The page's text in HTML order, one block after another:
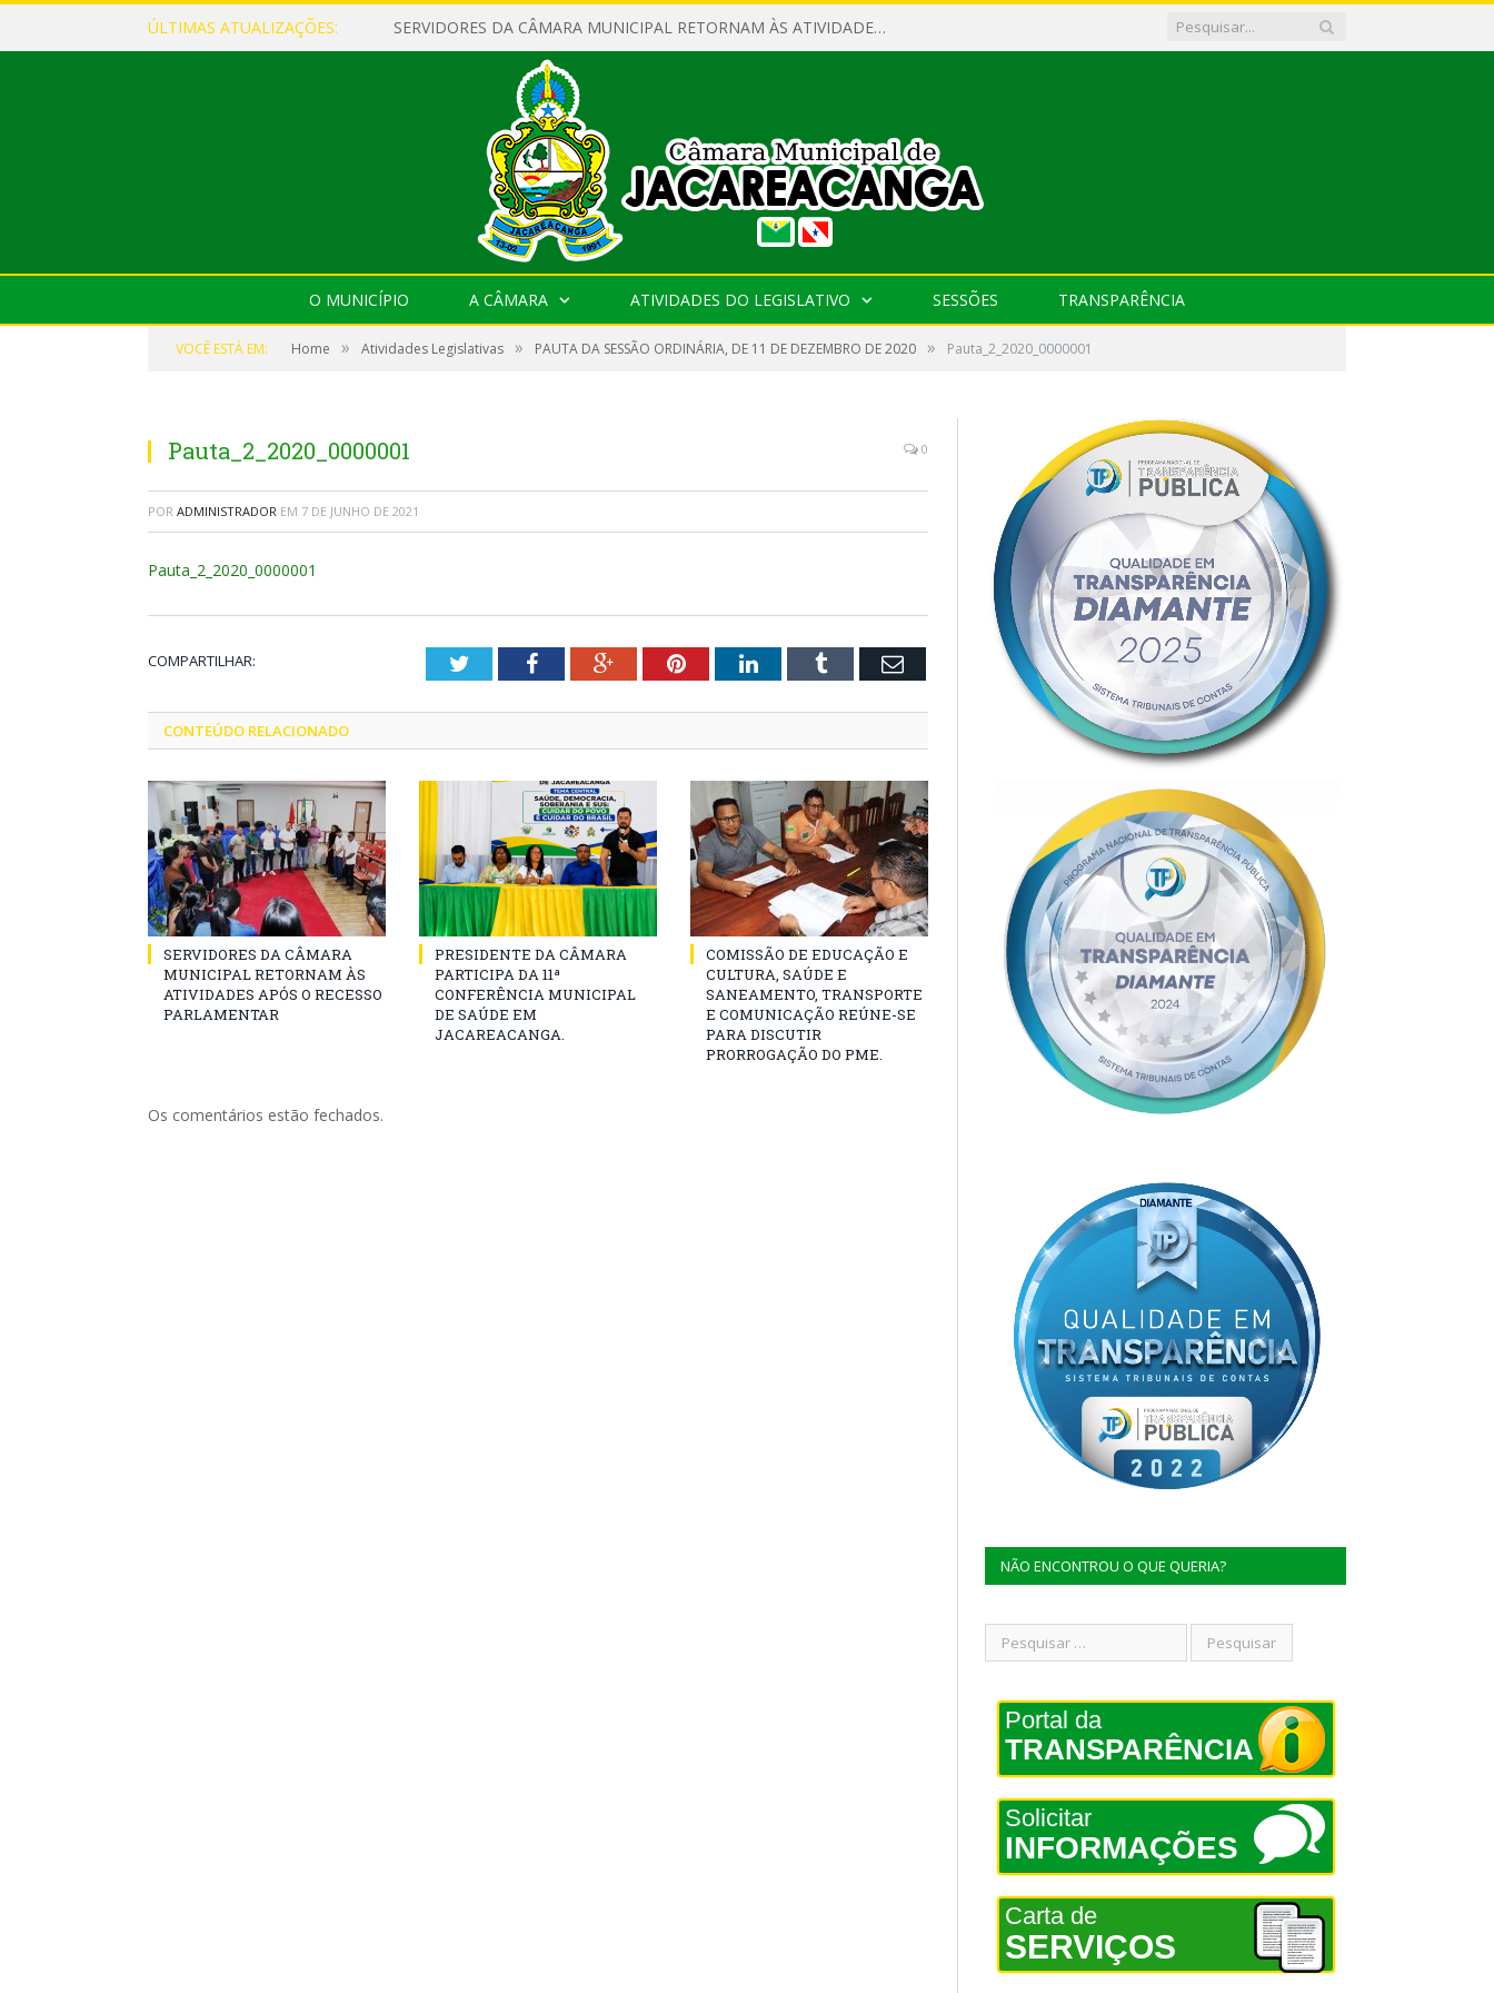
ÚLTIMAS ATUALIZAÇÕES: SERVIDORES DA CÂMARA MUNICIPAL RETORNAM ÀS ATIVIDADES APÓS O RECESSO PARLAMENTAR
O MUNICÍPIO A CÂMARA ATIVIDADES DO LEGISLATIVO SESSÕES TRANSPARÊNCIA
VOCÊ ESTÁ EM: Home » Atividades Legislativas » PAUTA DA SESSÃO ORDINÁRIA, DE 11 DE DEZEMBRO DE 2020 » Pauta_2_2020_0000001
Pauta_2_2020_0000001 0
POR ADMINISTRADOR EM 7 DE JUNHO DE 2021
Pauta_2_2020_0000001
COMPARTILHAR: TwitterFacebookGoogle+PinterestLinkedInTumblr Email
CONTEÚDO RELACIONADO
SERVIDORES DA CÂMARA
MUNICIPAL RETORNAM ÀS
ATIVIDADES APÓS O RECESSO
PARLAMENTAR
PRESIDENTE DA CÂMARA
PARTICIPA DA 11ª
CONFERÊNCIA MUNICIPAL
DE SAÚDE EM
JACAREACANGA.
COMISSÃO DE EDUCAÇÃO E
CULTURA, SAÚDE E
SANEAMENTO, TRANSPORTE
E COMUNICAÇÃO REÚNE-SE
PARA DISCUTIR
PRORROGAÇÃO DO PME.
Os comentários estão fechados.
NÃO ENCONTROU O QUE QUERIA?
Portal da
TRANSPARÊNCIA
Solicitar
INFORMAÇÕES
Carta de
SERVIÇOS